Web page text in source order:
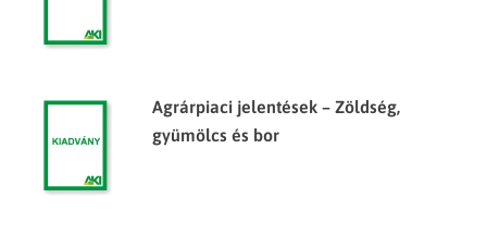
Agrárpiaci jelentések – Zöldség,
gyümölcs és bor